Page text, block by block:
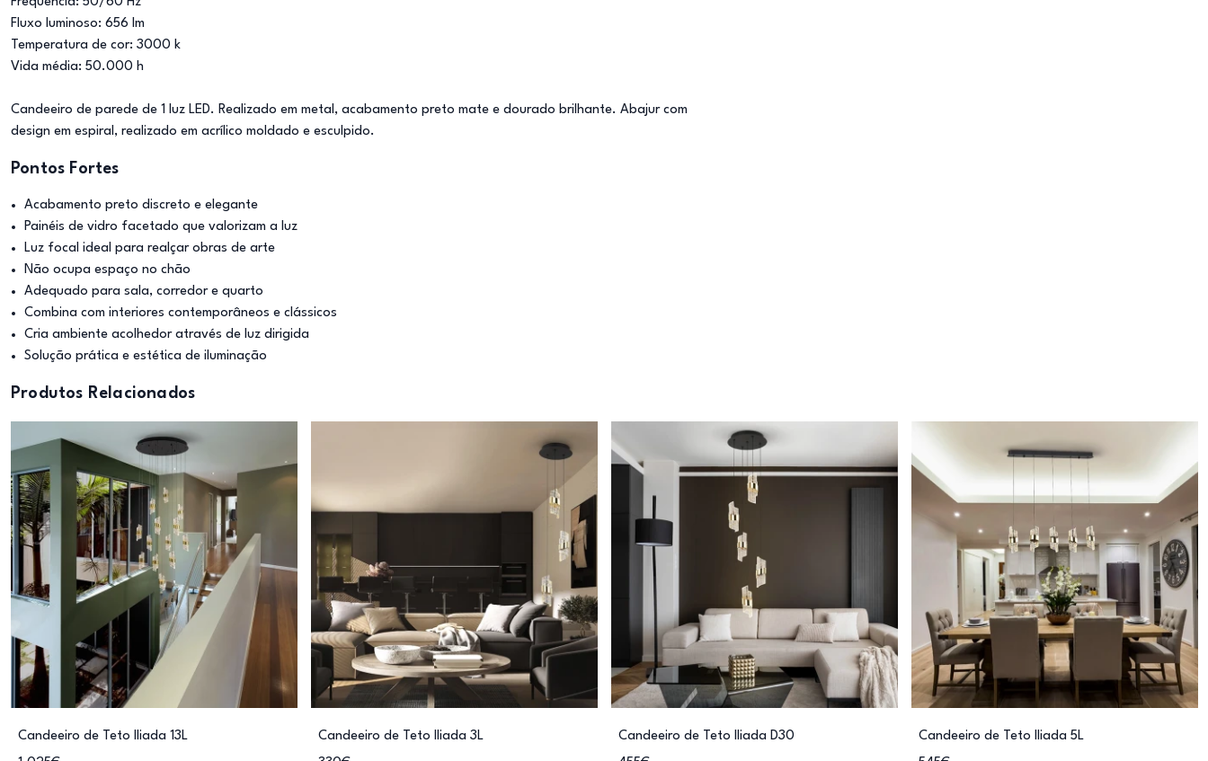
Fluxo luminoso: 656 lm
Temperatura de cor: 3000 k
Vida média: 50.000 h
Candeeiro de parede de 1 luz LED. Realizado em metal, acabamento preto mate e dourado brilhante. Abajur com
design em espiral, realizado em acrílico moldado e esculpido.
Pontos Fortes
Acabamento preto discreto e elegante
Painéis de vidro facetado que valorizam a luz
Luz focal ideal para realçar obras de arte
Não ocupa espaço no chão
Adequado para sala, corredor e quarto
Combina com interiores contemporâneos e clássicos
Cria ambiente acolhedor através de luz dirigida
Solução prática e estética de iluminação
Produtos Relacionados
Candeeiro de Teto Iliada 13L
Candeeiro de Teto Iliada 3L
Candeeiro de Teto Iliada D30
Candeeiro de Teto Iliada 5L